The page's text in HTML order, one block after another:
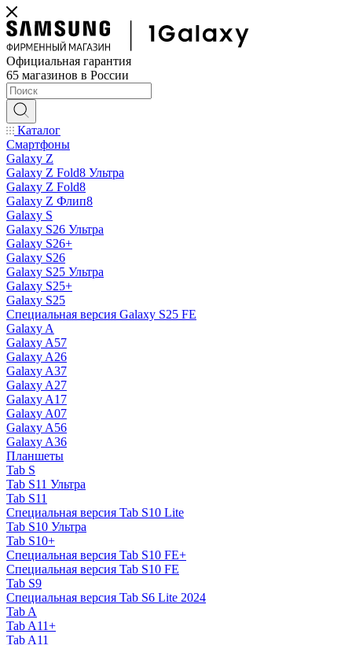
Официальная гарантия
65 магазинов в России
Каталог
Смартфоны
Galaxy Z
Galaxy Z Fold8 Ультра
Galaxy Z Fold8
Galaxy Z Флип8
Galaxy S
Galaxy S26 Ультра
Galaxy S26+
Galaxy S26
Galaxy S25 Ультра
Galaxy S25+
Galaxy S25
Специальная версия Galaxy S25 FE
Galaxy A
Galaxy A57
Galaxy A26
Galaxy A37
Galaxy A27
Galaxy A17
Galaxy A07
Galaxy A56
Galaxy A36
Планшеты
Tab S
Tab S11 Ультра
Tab S11
Специальная версия Tab S10 Lite
Tab S10 Ультра
Tab S10+
Специальная версия Tab S10 FE+
Специальная версия Tab S10 FE
Tab S9
Специальная версия Tab S6 Lite 2024
Tab A
Tab A11+
Tab A11